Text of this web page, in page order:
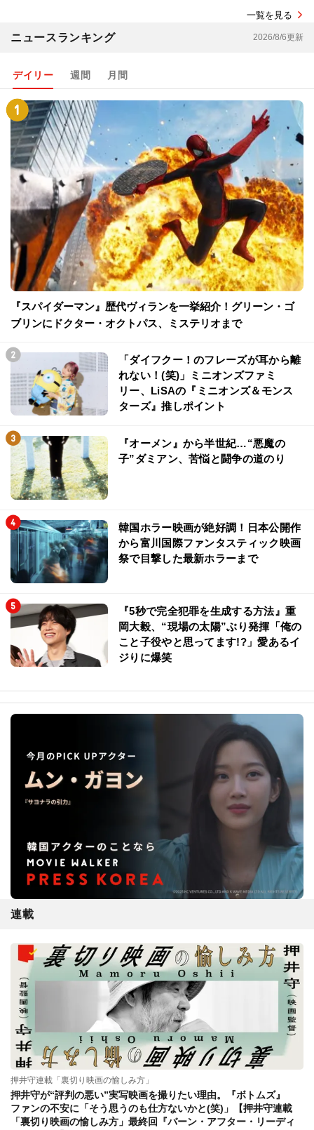
一覧を見る
ニュースランキング 2026/8/6更新
デイリー 週間 月間
『スパイダーマン』歴代ヴィランを一挙紹介！グリーン・ゴ
ブリンにドクター・オクトパス、ミステリオまで
「ダイフクー！のフレーズが耳から離
れない！(笑)」ミニオンズファミ
リー、LiSAの『ミニオンズ＆モンス
ターズ』推しポイント
『オーメン』から半世紀…“悪魔の
子”ダミアン、苦悩と闘争の道のり
韓国ホラー映画が絶好調！日本公開作
から富川国際ファンタスティック映画
祭で目撃した最新ホラーまで
『5秒で完全犯罪を生成する方法』重
岡大毅、“現場の太陽”ぶり発揮「俺の
こと子役やと思ってます!?」愛あるイ
ジりに爆笑
連載
押井守連載「裏切り映画の愉しみ方」
押井守が“評判の悪い”実写映画を撮りたい理由。『ボトムズ』
ファンの不安に「そう思うのも仕方ないかと(笑)」【押井守連載
「裏切り映画の愉しみ方」最終回『バーン・アフター・リーディ